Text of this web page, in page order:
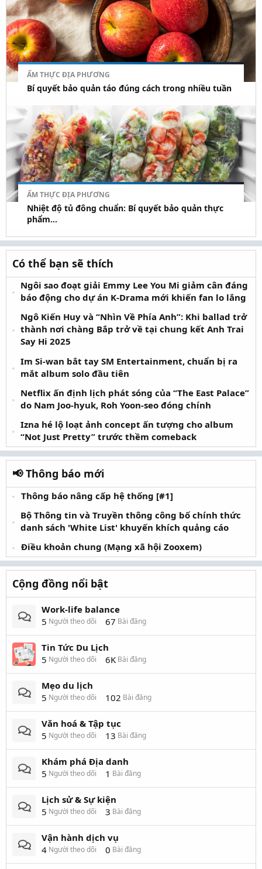
ẨM THỰC ĐỊA PHƯƠNG
Bí quyết bảo quản táo đúng cách trong nhiều tuần
ẨM THỰC ĐỊA PHƯƠNG
Nhiệt độ tủ đông chuẩn: Bí quyết bảo quản thực
phẩm...
Có thể bạn sẽ thích
Ngôi sao đoạt giải Emmy Lee You Mi giảm cân đáng
báo động cho dự án K-Drama mới khiến fan lo lắng
Ngô Kiến Huy và “Nhìn Về Phía Anh”: Khi ballad trở
thành nơi chàng Bắp trở về tại chung kết Anh Trai
Say Hi 2025
Im Si-wan bắt tay SM Entertainment, chuẩn bị ra
mắt album solo đầu tiên
Netflix ấn định lịch phát sóng của “The East Palace”
do Nam Joo-hyuk, Roh Yoon-seo đóng chính
Izna hé lộ loạt ảnh concept ấn tượng cho album
“Not Just Pretty” trước thềm comeback
📢 Thông báo mới
Thông báo nâng cấp hệ thống [#1]
Bộ Thông tin và Truyền thông công bố chính thức
danh sách 'White List' khuyến khích quảng cáo
Điều khoản chung (Mạng xã hội Zooxem)
Cộng đồng nổi bật
Work-life balance
5 Người theo dõi 67 Bài đăng
Tin Tức Du Lịch
5 Người theo dõi 6K Bài đăng
Mẹo du lịch
5 Người theo dõi 102 Bài đăng
Văn hoá & Tập tục
5 Người theo dõi 13 Bài đăng
Khám phá Địa danh
5 Người theo dõi 1 Bài đăng
Lịch sử & Sự kiện
5 Người theo dõi 3 Bài đăng
Vận hành dịch vụ
4 Người theo dõi 0 Bài đăng